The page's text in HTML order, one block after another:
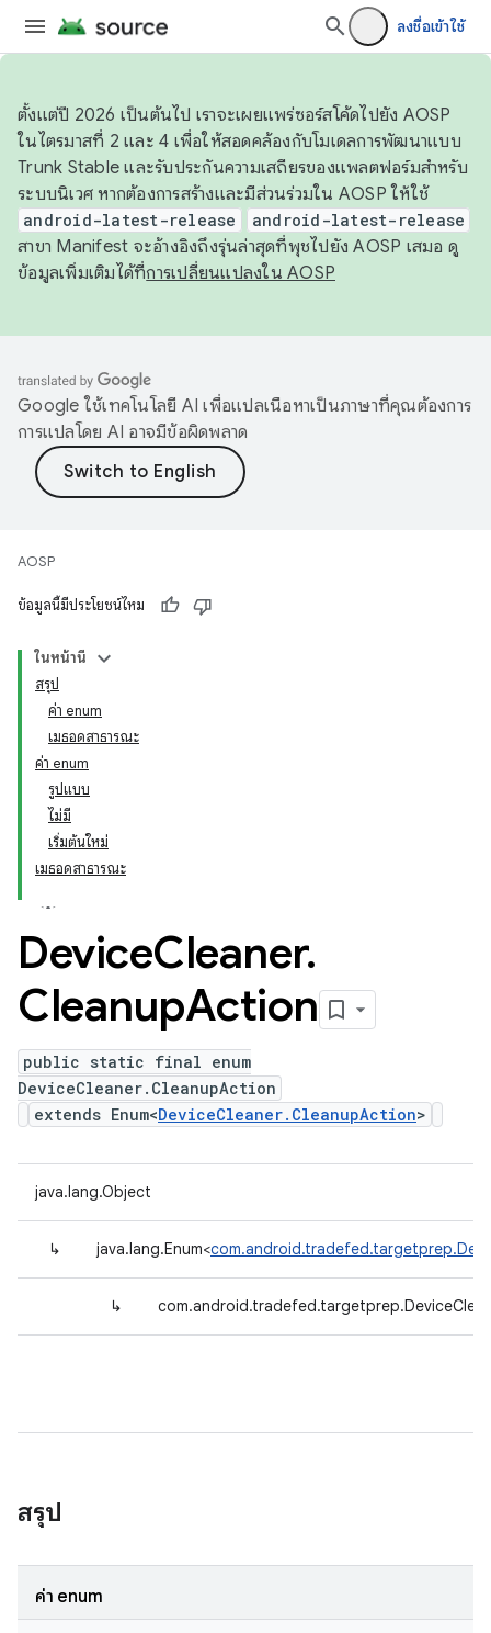
ลงชื่อเข้าใช้
ตั้งแต่ปี 2026 เป็นต้นไป เราจะเผยแพร่ซอร์สโค้ดไปยัง AOSP
ในไตรมาสที่ 2 และ 4 เพื่อให้สอดคล้องกับโมเดลการพัฒนาแบบ
Trunk Stable และรับประกันความเสถียรของแพลตฟอร์มสำหรับ
ระบบนิเวศ หากต้องการสร้างและมีส่วนร่วมใน AOSP ให้ใช้
android-latest-release android-latest-release
สาขา Manifest จะอ้างอิงถึงรุ่นล่าสุดที่พุชไปยัง AOSP เสมอ ดู
ข้อมูลเพิ่มเติมได้ที่การเปลี่ยนแปลงใน AOSP
Google ใช้เทคโนโลยี AI เพื่อแปลเนื้อหาเป็นภาษาที่คุณต้องการ
การแปลโดย AI อาจมีข้อผิดพลาด
AOSP
ข้อมูลนี้มีประโยชน์ไหม
ในหน้านี้
สรุป
ค่า enum
เมธอดสาธารณะ
ค่า enum
รูปแบบ
ไม่มี
เริ่มต้นใหม่
เมธอดสาธารณะ
DeviceCleaner.
CleanupAction
public static final enum
DeviceCleaner.CleanupAction
extends Enum<DeviceCleaner.CleanupAction>
java.lang.Object
↳ java.lang.Enum<
↳
สรุป
ค่า enum